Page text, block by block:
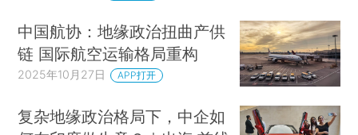
中国航协：地缘政治扭曲产供
链 国际航空运输格局重构
2025年10月27日 APP打开
复杂地缘政治格局下，中企如